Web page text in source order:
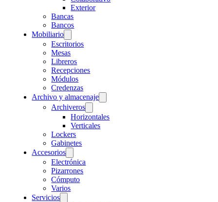
Exterior
Bancas
Bancos
Mobiliario
Escritorios
Mesas
Libreros
Recepciones
Módulos
Credenzas
Archivo y almacenaje
Archiveros
Horizontales
Verticales
Lockers
Gabinetes
Accesorios
Electrónica
Pizarrones
Cómputo
Varios
Servicios